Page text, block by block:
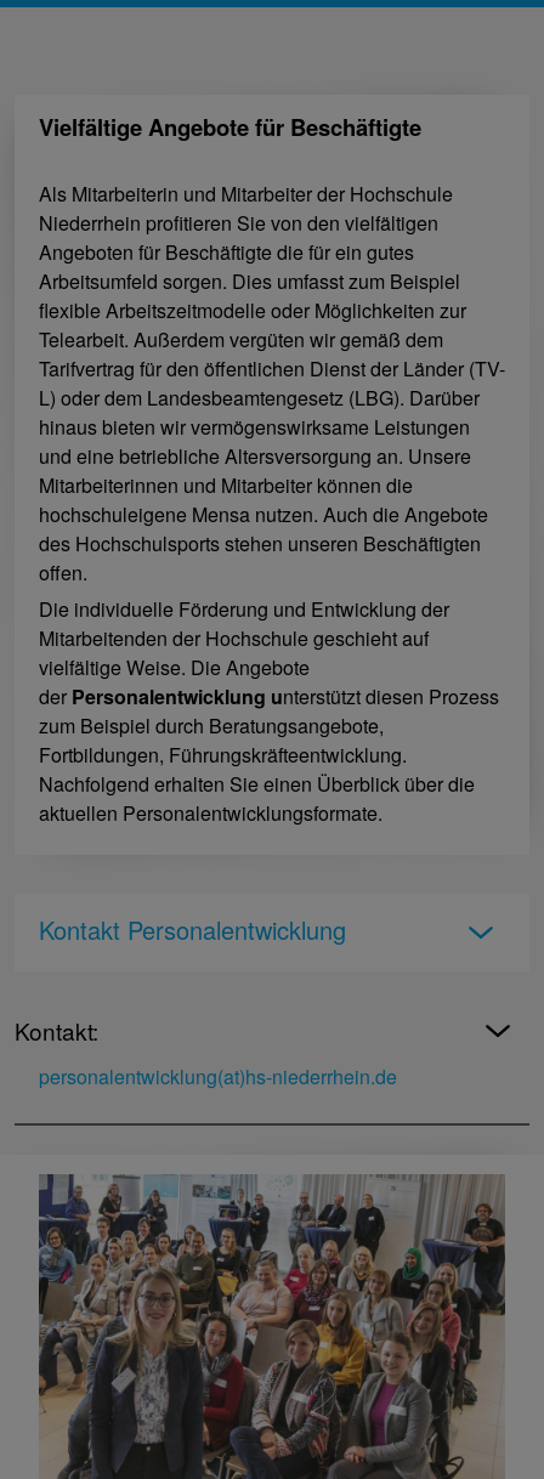
Vielfältige Angebote für Beschäftigte
Als Mitarbeiterin und Mitarbeiter der Hochschule
Niederrhein profitieren Sie von den vielfältigen
Angeboten für Beschäftigte die für ein gutes
Arbeitsumfeld sorgen. Dies umfasst zum Beispiel
flexible Arbeitszeitmodelle oder Möglichkeiten zur
Telearbeit. Außerdem vergüten wir gemäß dem
Tarifvertrag für den öffentlichen Dienst der Länder (TV-
L) oder dem Landesbeamtengesetz (LBG). Darüber
hinaus bieten wir vermögenswirksame Leistungen
und eine betriebliche Altersversorgung an. Unsere
Mitarbeiterinnen und Mitarbeiter können die
hochschuleigene Mensa nutzen. Auch die Angebote
des Hochschulsports stehen unseren Beschäftigten
offen.
Die individuelle Förderung und Entwicklung der
Mitarbeitenden der Hochschule geschieht auf
vielfältige Weise. Die Angebote
der Personalentwicklung unterstützt diesen Prozess
zum Beispiel durch Beratungsangebote,
Fortbildungen, Führungskräfteentwicklung.
Nachfolgend erhalten Sie einen Überblick über die
aktuellen Personalentwicklungsformate.
Kontakt Personalentwicklung
Kontakt:
personalentwicklung(at)hs-niederrhein.de